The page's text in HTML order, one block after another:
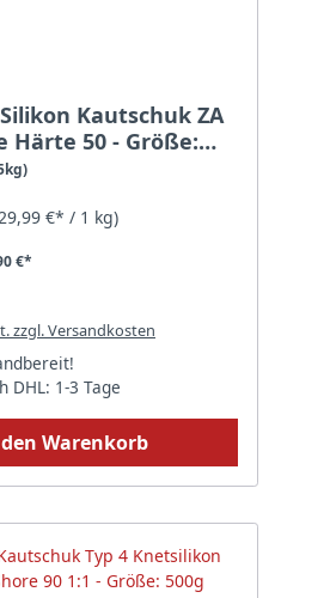
Kautschuk ZA
Härte 50 - Größe:
€* / 1 kg)
€*
zzgl. Versandkosten
DHL: 1-3 Tage
Warenkorb